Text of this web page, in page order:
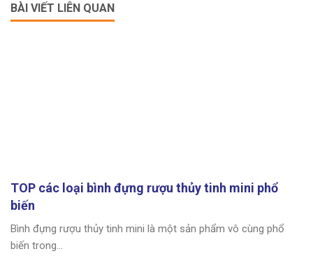
BÀI VIẾT LIÊN QUAN
TOP các loại bình đựng rượu thủy tinh mini phổ
biến
Bình đựng rượu thủy tinh mini là một sản phẩm vô cùng phổ
biến trong...